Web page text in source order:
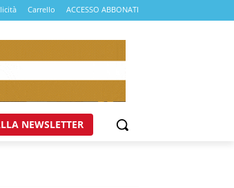
Carrello ACCESSO ABBONATI
NEWSLETTER